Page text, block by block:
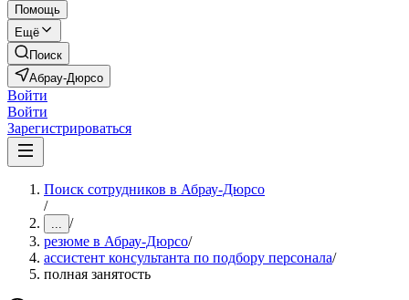
Помощь
Ещё
Поиск
Абрау-Дюрсо
Войти
Войти
Зарегистрироваться
Поиск сотрудников в Абрау-Дюрсо
/
... /
резюме в Абрау-Дюрсо/
ассистент консультанта по подбору персонала/
полная занятость